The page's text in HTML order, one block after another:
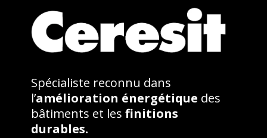
Spécialiste reconnu dans
l’amélioration énergétique des
bâtiments et lesfinitions
durables.